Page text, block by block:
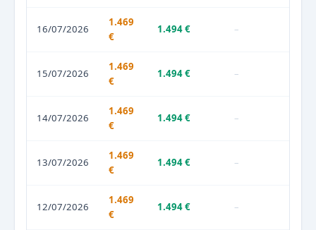
16/07/2026
1.469
€
1.494 € –
15/07/2026
1.469
€
1.494 € –
14/07/2026
1.469
€
1.494 € –
13/07/2026
1.469
€
1.494 € –
12/07/2026
1.469
€
1.494 € –